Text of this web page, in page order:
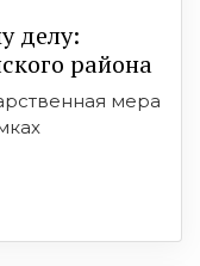
делу:
района
мера